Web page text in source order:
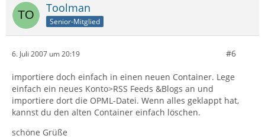
Toolman
Senior-Mitglied
6. Juli 2007 um 20:19 #6
importiere doch einfach in einen neuen Container. Lege
einfach ein neues Konto>RSS Feeds &Blogs an und
importiere dort die OPML-Datei. Wenn alles geklappt hat,
kannst du den alten Container einfach löschen.
schöne Grüße